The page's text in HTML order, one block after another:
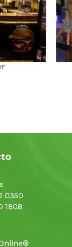
0350
1808